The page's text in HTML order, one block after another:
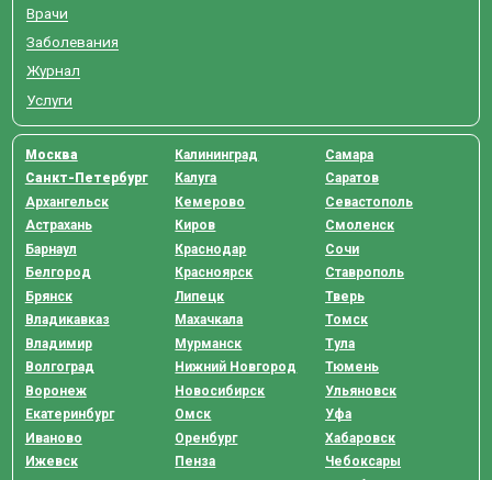
Врачи
Заболевания
Журнал
Услуги
Москва
Санкт-Петербург
Архангельск
Астрахань
Барнаул
Белгород
Брянск
Владикавказ
Владимир
Волгоград
Воронеж
Екатеринбург
Иваново
Ижевск
Калининград
Калуга
Кемерово
Киров
Краснодар
Красноярск
Липецк
Махачкала
Мурманск
Нижний Новгород
Новосибирск
Омск
Оренбург
Пенза
Самара
Саратов
Севастополь
Смоленск
Сочи
Ставрополь
Тверь
Томск
Тула
Тюмень
Ульяновск
Уфа
Хабаровск
Чебоксары